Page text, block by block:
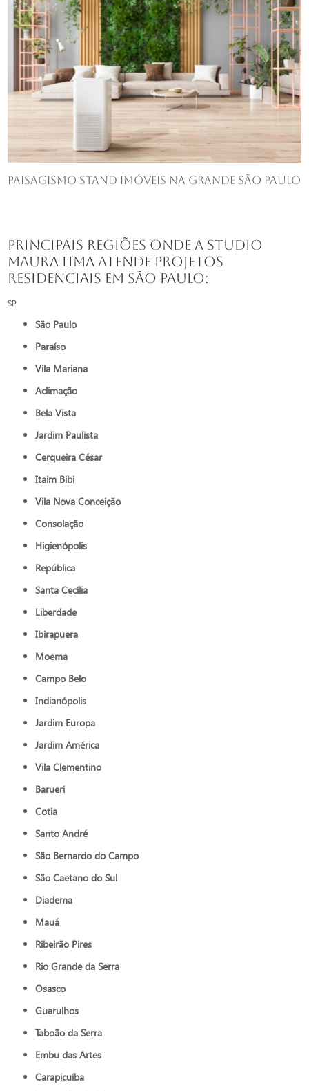
Paisagismo stand imóveis​ na Grande São Paulo
Principais regiões onde a Studio
Maura Lima atende Projetos
residenciais em São Paulo:
SP
São Paulo
Paraíso
Vila Mariana
Aclimação
Bela Vista
Jardim Paulista
Cerqueira César
Itaim Bibi
Vila Nova Conceição
Consolação
Higienópolis
República
Santa Cecília
Liberdade
Ibirapuera
Moema
Campo Belo
Indianópolis
Jardim Europa
Jardim América
Vila Clementino
Barueri
Cotia
Santo André
São Bernardo do Campo
São Caetano do Sul
Diadema
Mauá
Ribeirão Pires
Rio Grande da Serra
Osasco
Guarulhos
Taboão da Serra
Embu das Artes
Carapicuíba